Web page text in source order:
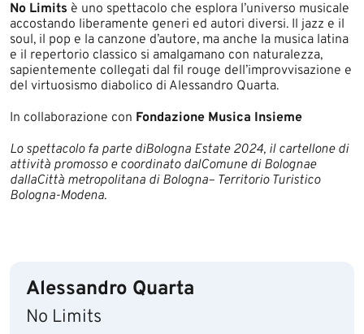
N​o Limits è uno spettacolo che esplora l’universo musicale
accostando liberamente generi ed autori diversi. Il jazz e il
soul, il pop e la canzone d’autore, ma anche la musica latina
e il repertorio classico si amalgamano con naturalezza,
sapientemente collegati dal fil rouge dell’improvvisazione e
del virtuosismo diabolico di Alessandro Quarta.
In collaborazione con Fondazione Musica Insieme
Lo spettacolo fa parte diBologna Estate 2024, il cartellone di
attività promosso e coordinato dalComune di Bolognae
dallaCittà metropolitana di Bologna– Territorio Turistico
Bologna-Modena.
Alessandro Quarta
No Limits